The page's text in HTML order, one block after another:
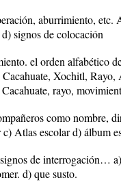
aburrimiento,
signos de colocación
el orden alfabético
Xochitl,
rayo,
como nombre,
Atlas escolar d) álbum
de interrogación…
d) que susto.